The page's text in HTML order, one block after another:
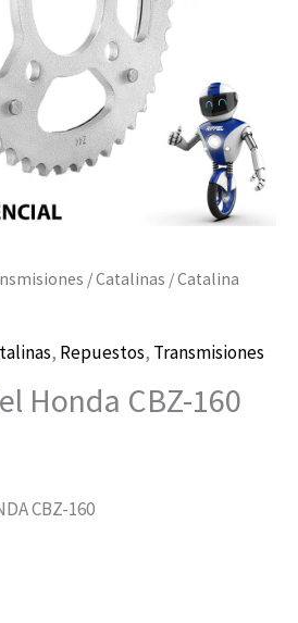
/Catalinas / Catalina
, Repuestos, Transmisiones
Honda CBZ-160
CBZ-160